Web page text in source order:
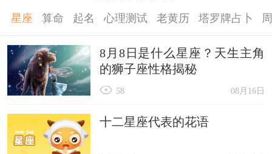
星座 算命 起名 心理测试 老黄历 塔罗牌占卜
8月8日是什么星座？天生主角
的狮子座性格揭秘
08月16日
58
十二星座代表的花语